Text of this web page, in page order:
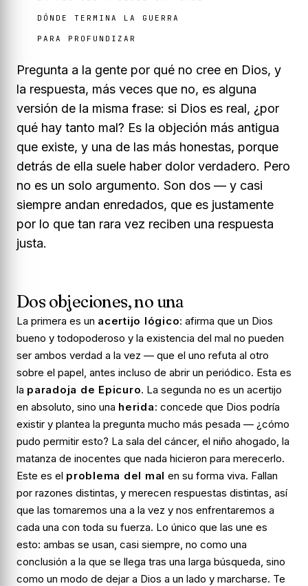
DÓNDE TERMINA LA GUERRA
PARA PROFUNDIZAR
Pregunta a la gente por qué no cree en Dios, y
la respuesta, más veces que no, es alguna
versión de la misma frase: si Dios es real, ¿por
qué hay tanto mal? Es la objeción más antigua
que existe, y una de las más honestas, porque
detrás de ella suele haber dolor verdadero. Pero
no es un solo argumento. Son dos — y casi
siempre andan enredados, que es justamente
por lo que tan rara vez reciben una respuesta
justa.
Dos objeciones, no una
La primera es un acertijo lógico: afirma que un Dios
bueno y todopoderoso y la existencia del mal no pueden
ser ambos verdad a la vez — que el uno refuta al otro
sobre el papel, antes incluso de abrir un periódico. Esta es
la paradoja de Epicuro. La segunda no es un acertijo
en absoluto, sino una herida: concede que Dios podría
existir y plantea la pregunta mucho más pesada — ¿cómo
pudo permitir esto? La sala del cáncer, el niño ahogado, la
matanza de inocentes que nada hicieron para merecerlo.
Este es el problema del mal en su forma viva. Fallan
por razones distintas, y merecen respuestas distintas, así
que las tomaremos una a la vez y nos enfrentaremos a
cada una con toda su fuerza. Lo único que las une es
esto: ambas se usan, casi siempre, no como una
conclusión a la que se llega tras una larga búsqueda, sino
como un modo de dejar a Dios a un lado y marcharse. Te